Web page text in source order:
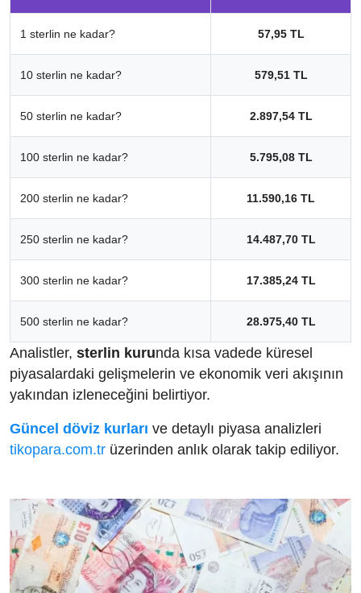
1 sterlin ne kadar? 57,95 TL
10 sterlin ne kadar? 579,51 TL
50 sterlin ne kadar? 2.897,54 TL
100 sterlin ne kadar? 5.795,08 TL
200 sterlin ne kadar? 11.590,16 TL
250 sterlin ne kadar? 14.487,70 TL
300 sterlin ne kadar? 17.385,24 TL
500 sterlin ne kadar? 28.975,40 TL
Analistler, sterlin kurunda kısa vadede küresel
piyasalardaki gelişmelerin ve ekonomik veri akışının
yakından izleneceğini belirtiyor.
Güncel döviz kurları ve detaylı piyasa analizleri
tikopara.com.tr üzerinden anlık olarak takip ediliyor.